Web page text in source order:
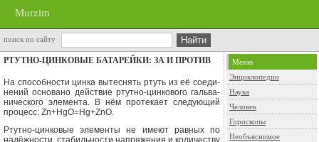
Murzim
поиск по сайту
РТУТНО-ЦИНКОВЫЕ БАТАРЕЙКИ: ЗА И ПРОТИВ
На способности цинка вытеснять ртуть из её соеди­
нений основано действие ртутно-цинкового гальва­
нического элемента. В нём протекает следующий
про­цесс: Zn+HgO=Hg+ZnO.
Ртутно-цинковые элементы не имеют равных по
надёжности, стабильности напряжения и количеству
Меню
Энциклопедии
Наука
Человек
Гороскопы
Необъяснимое